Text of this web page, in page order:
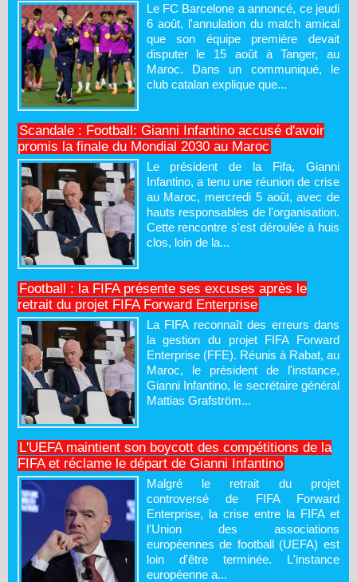
Le FC Barcelone a annoncé, ce jeudi
6 août, l'annulation du match amical
que son équipe première devait
disputer le 15 août à Tanger, au
Maroc. Dans un communiqué, le
club catalan explique que...
Scandale : Football: Gianni Infantino accusé d'avoir
promis la finale du Mondial 2030 au Maroc
Le président de la Fifa, Gianni
Infantino, a tenu une réunion de crise
au Maroc, mercredi 5 août, avec de
hauts responsables de l'organisation.
Cette rencontre s'est déroulée à huis
clos, loin de la...
Football : la FIFA présente ses excuses après le
retrait du projet FIFA Forward Enterprise
La FIFA reconnaît des erreurs dans
la gestion du projet FIFA Forward
Enterprise (FFE). Réunis à Rabat, au
Maroc, le président de l'instance,
Gianni Infantino, le secrétaire général
Mattias Grafström...
L'UEFA maintient son boycott des compétitions de la
FIFA et réclame le départ de Gianni Infantino
Malgré le retrait du projet
controversé de FIFA Forward
Enterprise, la crise entre la FIFA et
l'Union des associations
européennes de football (UEFA) est
loin d'être terminée. L'instance
européenne a...